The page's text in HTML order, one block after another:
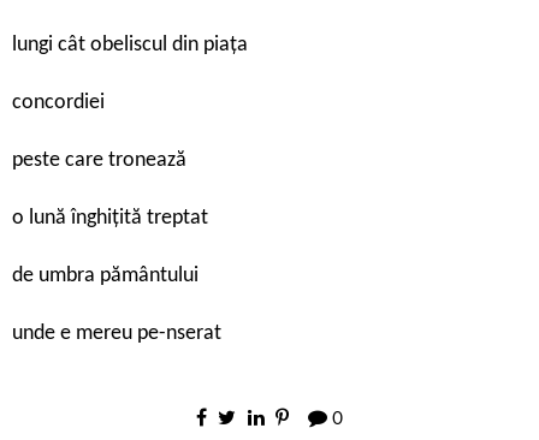
lungi cât obeliscul din piața
concordiei
peste care tronează
o lună înghițită treptat
de umbra pământului
unde e mereu pe-nserat
0